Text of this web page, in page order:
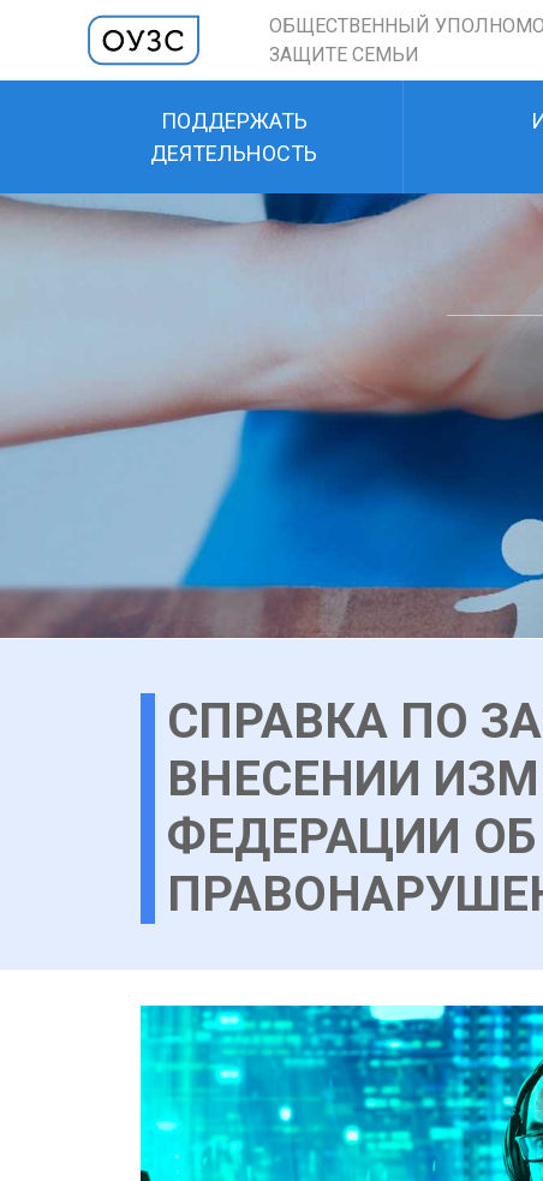
ОБЩЕСТВЕННЫЙ
ЗАЩИТЕ СЕМЬИ
ПОДДЕРЖАТЬ
ДЕЯТЕЛЬНОСТЬ
СПРАВКА ПО
ВНЕСЕНИИ
ФЕДЕРАЦИИ